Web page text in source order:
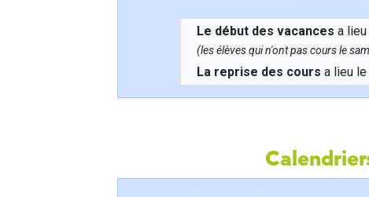
Le début des vacances a
(les élèves qui n'ont pas cours le
La reprise des cours a lieu